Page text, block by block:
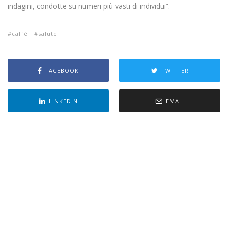
indagini, condotte su numeri più vasti di individui”.
caffè salute
FACEBOOK TWITTER
LINKEDIN EMAIL